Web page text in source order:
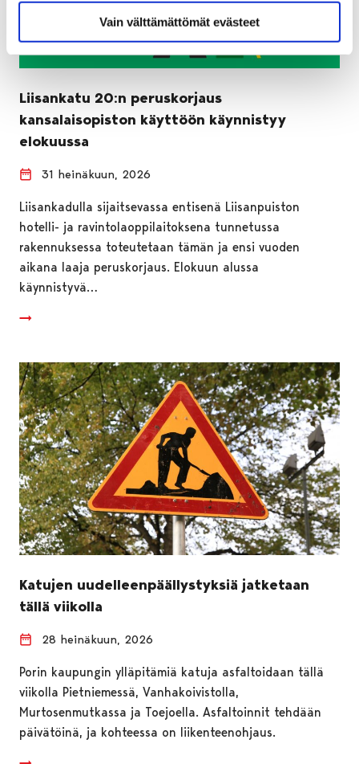
Vain välttämättömät evästeet
Liisankatu 20:n peruskorjaus
kansalaisopiston käyttöön käynnistyy
elokuussa
31 heinäkuun, 2026
Liisankadulla sijaitsevassa entisenä Liisanpuiston
hotelli- ja ravintolaoppilaitoksena tunnetussa
rakennuksessa toteutetaan tämän ja ensi vuoden
aikana laaja peruskorjaus. Elokuun alussa
käynnistyvä…
Katujen uudelleenpäällystyksiä jatketaan
tällä viikolla
28 heinäkuun, 2026
Porin kaupungin ylläpitämiä katuja asfaltoidaan tällä
viikolla Pietniemessä, Vanhakoivistolla,
Murtosenmutkassa ja Toejoella. Asfaltoinnit tehdään
päivätöinä, ja kohteessa on liikenteenohjaus.